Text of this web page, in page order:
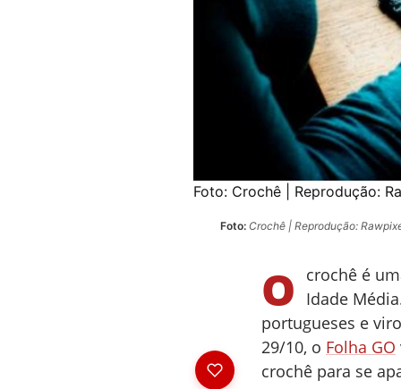
Foto: Crochê | Reprodução:
Foto: Crochê | Reprodução:
O
crochê é
Idade
portugueses e
29/10, o Folha GO
crochê para se